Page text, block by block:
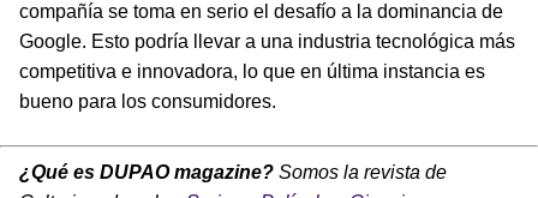
compañía se toma en serio el desafío a la dominancia de
Google. Esto podría llevar a una industria tecnológica más
competitiva e innovadora, lo que en última instancia es
bueno para los consumidores.
¿Qué es DUPAO magazine? Somos la revista de